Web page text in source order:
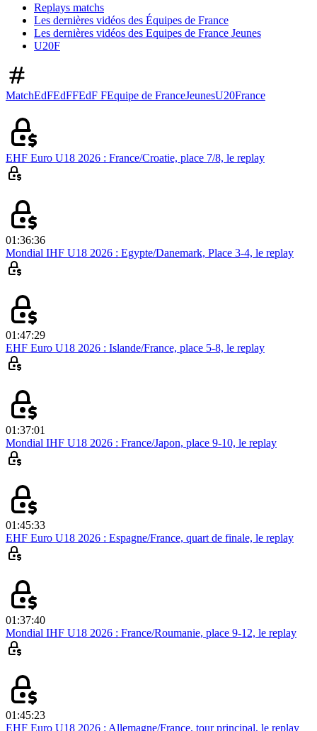
Replays matchs
Les dernières vidéos des Équipes de France
Les dernières vidéos des Equipes de France Jeunes
U20F
MatchEdFEdFFEdF FEquipe de FranceJeunesU20France
EHF Euro U18 2026 : France/Croatie, place 7/8, le replay
01:36:36
Mondial IHF U18 2026 : Egypte/Danemark, Place 3-4, le replay
01:47:29
EHF Euro U18 2026 : Islande/France, place 5-8, le replay
01:37:01
Mondial IHF U18 2026 : France/Japon, place 9-10, le replay
01:45:33
EHF Euro U18 2026 : Espagne/France, quart de finale, le replay
01:37:40
Mondial IHF U18 2026 : France/Roumanie, place 9-12, le replay
01:45:23
EHF Euro U18 2026 : Allemagne/France, tour principal, le replay